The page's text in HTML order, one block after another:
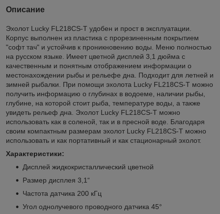
Описание
Эхолот Lucky FL218CS-T удобен и прост в эксплуатации.
Корпус выполнен из пластика с прорезиненным покрытием
"софт тач" и устойчив к проникновению воды. Меню полностью
на русском языке. Имеет цветной дисплей 3,1 дюйма с
качественным и понятным отображением информации о
местонахождении рыбы и рельефе дна. Подходит для летней и
зимней рыбалки. При помощи эхолота Lucky FL218CS-T можно
получить информацию о глубинах в водоеме, наличии рыбы,
глубине, на которой стоит рыба, температуре воды, а также
увидеть рельеф дна. Эхолот Lucky FL218CS-T можно
использовать как в соленой, так и в пресной воде. Благодаря
своим компактным размерам эхолот Lucky FL218CS-T можно
использовать и как портативный и как стационарный эхолот.
Характеристики:
Дисплей жидкокристаллический цветной
Размер дисплея 3,1“
Частота датчика 200 кГц
Угол однолучевого проводного датчика 45°